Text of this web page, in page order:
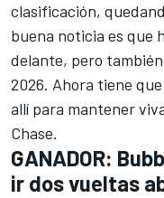
clasificación,
buena noticia es que
delante, pero
2026. Ahora tiene
allí para mantener
Chase.
GANADOR:
ir dos vueltas